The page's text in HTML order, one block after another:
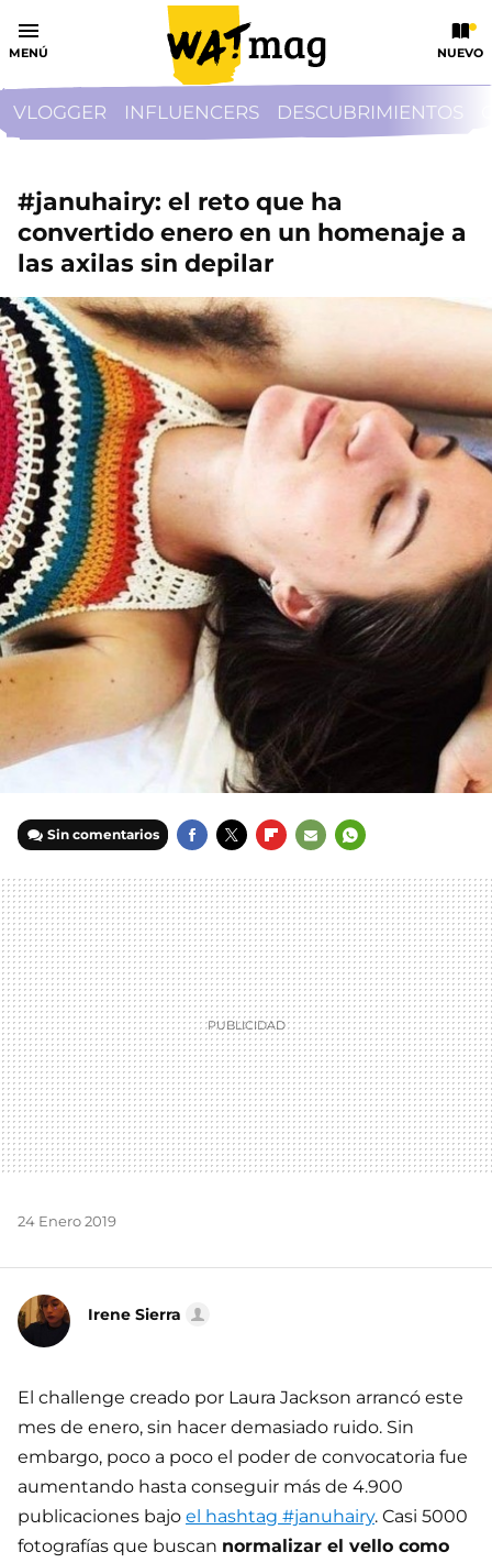
MENÚ NUEVO
VLOGGER INFLUENCERS DESCUBRIMIENTOS
#januhairy: el reto que ha
convertido enero en un homenaje a
las axilas sin depilar
Sin comentarios
MAIL
24 Enero 2019
Irene Sierra
El challenge creado por Laura Jackson arrancó este
mes de enero, sin hacer demasiado ruido. Sin
embargo, poco a poco el poder de convocatoria fue
aumentando hasta conseguir más de 4.900
publicaciones bajo el hashtag #januhairy. Casi 5000
fotografías que buscan normalizar el vello como